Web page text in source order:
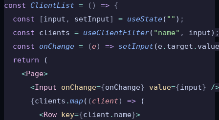
const ClientList = () => {
  const
[input , setInput] = useState( "" ) ;
  const
clients = useClientFilter( "name" , input) ;
  const
onChange = (e) => setInput(e. target .
  return
(
    <
Page>
      <
Input onChange={onChange} value={input} />
      {
clients .map( (client) => (
        <
Row key={client . name}>